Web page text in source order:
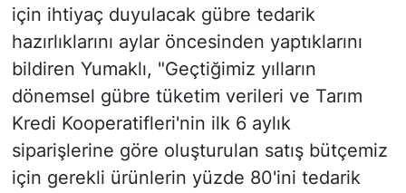
için ihtiyaç duyulacak gübre tedarik
hazırlıklarını aylar öncesinden yaptıklarını
bildiren Yumaklı, "Geçtiğimiz yılların
dönemsel gübre tüketim verileri ve Tarım
Kredi Kooperatifleri'nin ilk 6 aylık
siparişlerine göre oluşturulan satış bütçemiz
için gerekli ürünlerin yüzde 80'ini tedarik